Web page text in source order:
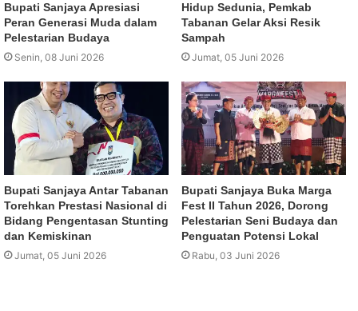
Bupati Sanjaya Apresiasi
Peran Generasi Muda dalam
Pelestarian Budaya
Senin, 08 Juni 2026
Hidup Sedunia, Pemkab
Tabanan Gelar Aksi Resik
Sampah
Jumat, 05 Juni 2026
Bupati Sanjaya Antar Tabanan
Torehkan Prestasi Nasional di
Bidang Pengentasan Stunting
dan Kemiskinan
Jumat, 05 Juni 2026
Bupati Sanjaya Buka Marga
Fest II Tahun 2026, Dorong
Pelestarian Seni Budaya dan
Penguatan Potensi Lokal
Rabu, 03 Juni 2026